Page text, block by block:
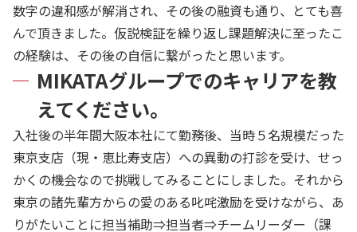
数字の違和感が解消され、その後の融資も通り、とても喜
んで頂きました。仮説検証を繰り返し課題解決に至ったこ
の経験は、その後の自信に繋がったと思います。
MIKATAグループでのキャリアを教
えてください。
入社後の半年間大阪本社にて勤務後、当時５名規模だった
東京支店（現・恵比寿支店）への異動の打診を受け、せっ
かくの機会なので挑戦してみることにしました。それから
東京の諸先輩方からの愛のある叱咤激励を受けながら、あ
りがたいことに担当補助⇒担当者⇒チームリーダー（課